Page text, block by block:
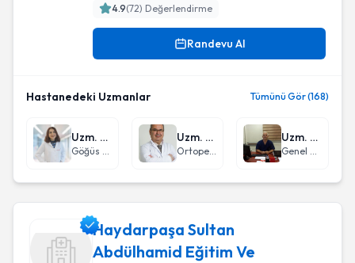
4.9(72) Değerlendirme
Randevu Al
Hastanedeki Uzmanlar Tümünü Gör (168)
Uzm. Dr. Dida Maraşlı
Göğüs Hastalıkları
Uzm. Dr. İsmail Erhan Mumcuoğlu
Ortopedi ve Travmatoloji
Uzm. Dr. Abdulkerim Özakay
Genel Cerrahi
Haydarpaşa Sultan
Abdülhamid Eğitim Ve